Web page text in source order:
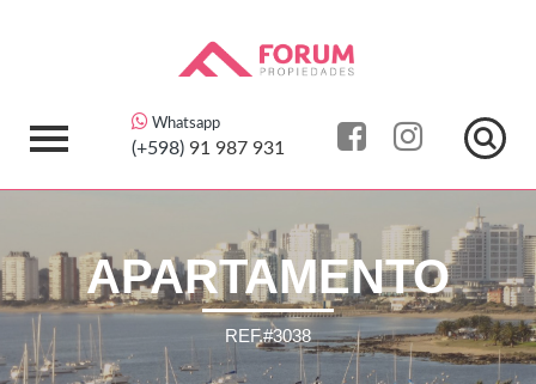
Whatsapp
(+598) 91 987 931
APARTAMENTO
REF.#3038